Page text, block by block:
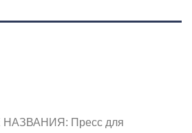
Пресс для